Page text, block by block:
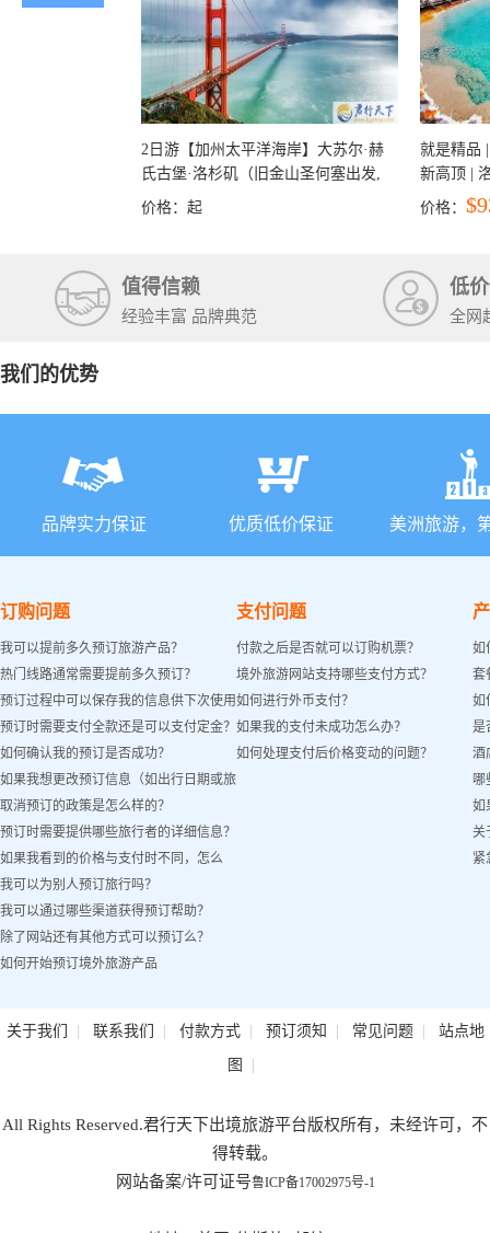
2日游【加州太平洋海岸】大苏尔·赫
氏古堡·洛杉矶（旧金山圣何塞出发,
洛杉矶结束）
价格： 起
就是精品
新高顶 |
彩穴+马
价格：
值得信赖
经验丰富 品牌典范
低
全网
我们的优势
品牌实力保证 优质低价保证 美洲旅游，
订购问题
我可以提前多久预订旅游产品？
热门线路通常需要提前多久预订？
预订过程中可以保存我的信息供下次使用
吗？
预订时需要支付全款还是可以支付定金？
如何确认我的预订是否成功？
如果我想更改预订信息（如出行日期或旅
客姓名）怎么办？
取消预订的政策是怎么样的？
预订时需要提供哪些旅行者的详细信息？
如果我看到的价格与支付时不同，怎么
办？
我可以为别人预订旅行吗？
我可以通过哪些渠道获得预订帮助？
除了网站还有其他方式可以预订么？
如何开始预订境外旅游产品
支付问题
付款之后是否就可以订购机票？
境外旅游网站支持哪些支付方式？
如何进行外币支付？
如果我的支付未成功怎么办？
如何处理支付后价格变动的问题？
如
套
如
是
酒
哪
如
关
紧
关于我们 | 联系我们 | 付款方式| 预订须知 | 常见问题| 站点地
图 |
All Rights Reserved.君行天下出境旅游平台版权所有，未经许可，不
得转载。
网站备案/许可证号鲁ICP备17002975号-1